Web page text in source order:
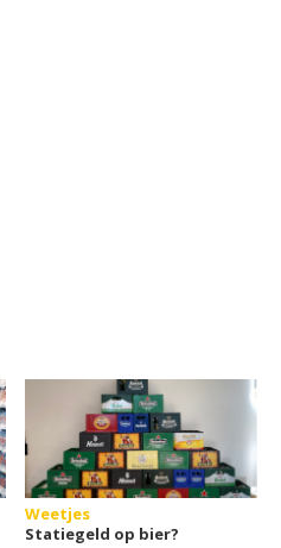
Weetjes
Statiegeld op bier?